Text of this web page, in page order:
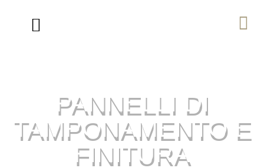
PANNELLI DI
TAMPONAMENTO E
FINITURA